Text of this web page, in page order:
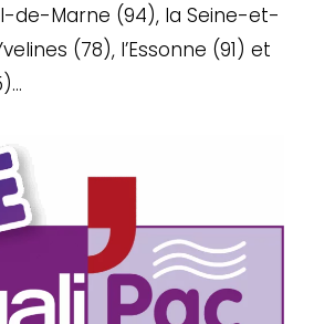
de-Marne (94), la Seine-et-
(78), l’Essonne (91) et